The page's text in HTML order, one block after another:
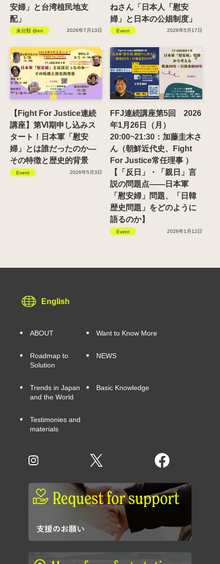
安婦」と台湾植民地支
配」
未分類 @en 2026年7月13日
ねさん「日本人「慰安
婦」と日本の公娼制度」
Event 2026年5月17日
【Fight For Justice連続
講座】第Ⅵ期申し込みス
タート！日本軍「慰安
婦」とは誰だったのか―
その特徴と歴史的背景
Event 2026年5月3日
FFJ連続講座第5回 2026
年1月26日（月）
20:00~21:30：加藤圭木さ
ん（朝鮮近代史、Fight
For Justice常任理事 ）
【「反日」・「親日」言
説の問題点——日本軍
「慰安婦」問題、「日韓
歴史問題」をどのように
語るのか】
Event 2026年1月12日
English
ABOUT Want to Know More
Roadmap to
Solution
NEWS
Trends in Japan
and the World
Basic Knowledge
Testimonies and
materials